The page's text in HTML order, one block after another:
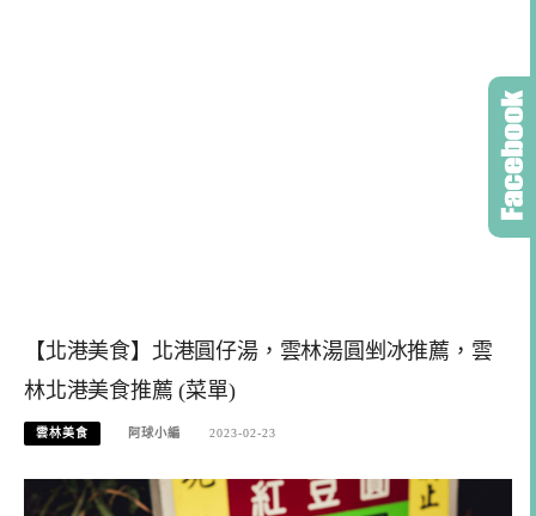
【北港美食】北港圓仔湯，雲林湯圓剉冰推薦，雲
林北港美食推薦 (菜單)
雲林美食 阿球小編 2023-02-23